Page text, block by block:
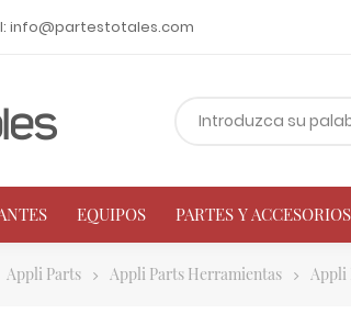
info@partestotales.com
EQUIPOS PARTES Y
Appli Parts Appli Parts Herramientas Appli